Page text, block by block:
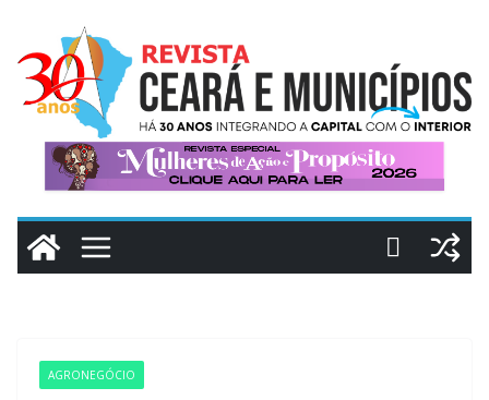
conteúdo
AGRONEGÓCIO